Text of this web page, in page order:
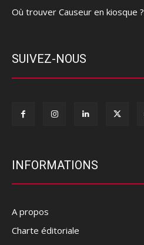
Où trouver Causeur en kiosque ?
SUIVEZ-NOUS
INFORMATIONS
A propos
Charte éditoriale